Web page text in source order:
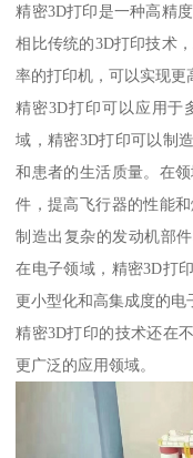
精密3D打印是一种高精
相比传统的3D打印技术
率的打印机，可以实现更
精密3D打印可以应用于
域，精密3D打印可以制
和患者的生活质量。在
件，提高飞行器的性能
制造出复杂的发动机部
在电子领域，精密3D打
更小型化和高集成度的电
精密3D打印的技术还在
更广泛的应用领域。